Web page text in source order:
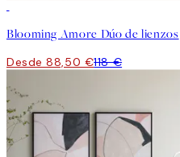
Blooming Amore Dúo de lienzos
Desde 88,50 €118 €